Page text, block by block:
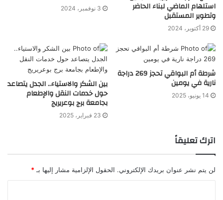
استلهام الماضي لبناء الحاضر
وتطوير المستقبل
29 أكتوبر، 2024
3 نوفمبر، 2024
شرطة أم البواقي تحجز 269 دراجة
نارية في يومين
14 يونيو، 2025
بين الشكر والاستياء.. الجدل يتصاعد
حول خدمات النقل والإطعام
بجامعة برج بوعريريج
23 فبراير، 2025
اترك تعليقاً
لن يتم نشر عنوان بريدك الإلكتروني. الحقول الإلزامية مشار إليها بـ *